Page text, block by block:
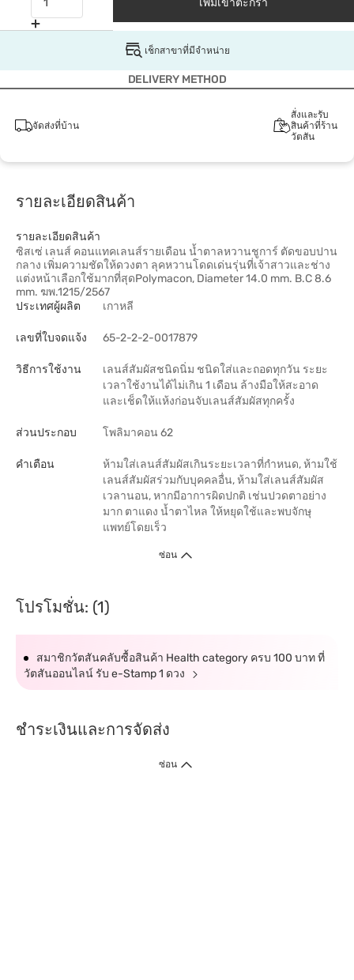
เช็กสาขาที่มีจำหน่าย
DELIVERY METHOD
จัดส่งที่บ้าน
สั่งและรับ
สินค้าที่ร้าน
วัตสัน
รายละเอียดสินค้า
รายละเอียดสินค้า
ซิสเซ่ เลนส์ คอนแทคเลนส์รายเดือน น้ำตาลหวานชูการ์ ตัดขอบปาน
กลาง เพิ่มความชัดให้ดวงตา ลุคหวานโดดเด่นรุ่นที่เจ้าสาวและช่าง
แต่งหน้าเลือกใช้มากที่สุดPolymacon, Diameter 14.0 mm. B.C 8.6
mm. ฆพ.1215/2567
ประเทศผู้ผลิต
เกาหลี
เลขที่ใบจดแจ้ง 65-2-2-2-0017879
วิธีการใช้งาน
เลนส์สัมผัสชนิดนิ่ม ชนิดใส่และถอดทุกวัน ระยะ
เวลาใช้งานได้ไม่เกิน 1 เดือน ล้างมือให้สะอาด
และเช็ดให้แห้งก่อนจับเลนส์สัมผัสทุกครั้ง
ส่วนประกอบ โพลิมาคอน 62
คำเตือน
ห้ามใส่เลนส์สัมผัสเกินระยะเวลาที่กำหนด, ห้ามใช้
เลนส์สัมผัสร่วมกับบุคคลอื่น, ห้ามใส่เลนส์สัมผัส
เวลานอน, หากมีอาการผิดปกติ เช่นปวดตาอย่าง
มาก ตาแดง น้ำตาไหล ให้หยุดใช้และพบจักษุ
แพทย์โดยเร็ว
ซ่อน
โปรโมชั่น: (1)
สมาชิกวัตสันคลับซื้อสินค้า Health category ครบ 100 บาท ที่
วัตสันออนไลน์ รับ e-Stamp 1 ดวง
ชำระเงินและการจัดส่ง
ซ่อน